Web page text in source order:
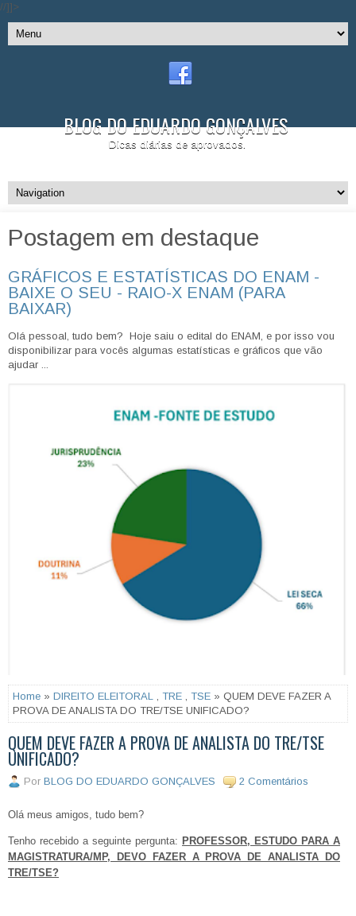
//]]>
BLOG DO EDUARDO GONÇALVES
Dicas diárias de aprovados.
Postagem em destaque
GRÁFICOS E ESTATÍSTICAS DO ENAM -
BAIXE O SEU - RAIO-X ENAM (PARA
BAIXAR)
Olá pessoal, tudo bem? Hoje saiu o edital do ENAM, e por isso vou
disponibilizar para vocês algumas estatísticas e gráficos que vão
ajudar ...
Home » DIREITO ELEITORAL TRE TSE » QUEM DEVE FAZER A
PROVA DE ANALISTA DO TRE/TSE UNIFICADO?
QUEM DEVE FAZER A PROVA DE ANALISTA DO TRE/TSE
UNIFICADO?
Por BLOG DO EDUARDO GONÇALVES 2 Comentários
Olá meus amigos, tudo bem?
Tenho recebido a seguinte pergunta: PROFESSOR, ESTUDO PARA A
MAGISTRATURA/MP, DEVO FAZER A PROVA DE ANALISTA DO
TRE/TSE?